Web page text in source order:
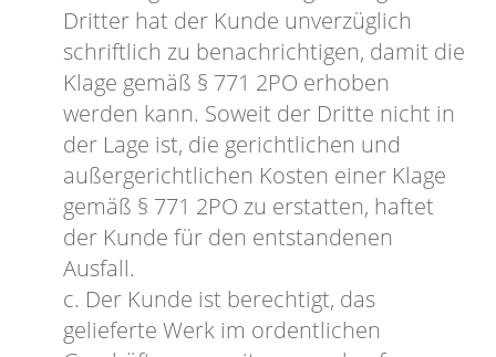
Dritter hat der Kunde unverzüglich
schriftlich zu benachrichtigen, damit die
Klage gemäß § 771 2PO erhoben
werden kann. Soweit der Dritte nicht in
der Lage ist, die gerichtlichen und
außergerichtlichen Kosten einer Klage
gemäß § 771 2PO zu erstatten, haftet
der Kunde für den entstandenen
Ausfall.
c. Der Kunde ist berechtigt, das
gelieferte Werk im ordentlichen